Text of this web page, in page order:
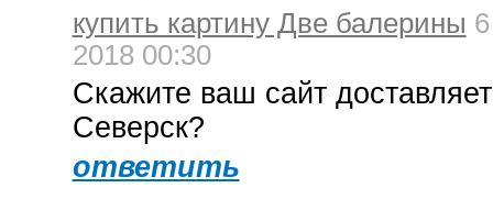
купить картину Две балерины
2018 00:30
Скажите ваш сайт
Северск?
ответить